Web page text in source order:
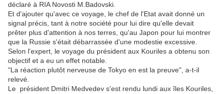
déclaré à RIA Novosti M.Badovski.
Et d'ajouter qu'avec ce voyage, le chef de l'Etat avait donné un
signal précis, tant à notre société pour lui dire qu'elle devait
prêter plus d'attention à nos terres, qu'au Japon pour lui montrer
que la Russie s'était débarrassée d'une modestie excessive.
Selon l'expert, le voyage du président aux Kouriles a obtenu son
objectif et a eu un effet notable.
"La réaction plutôt nerveuse de Tokyo en est la preuve", a-t-il
relevé.
Le président Dmitri Medvedev s'est rendu lundi aux îles Kouriles,